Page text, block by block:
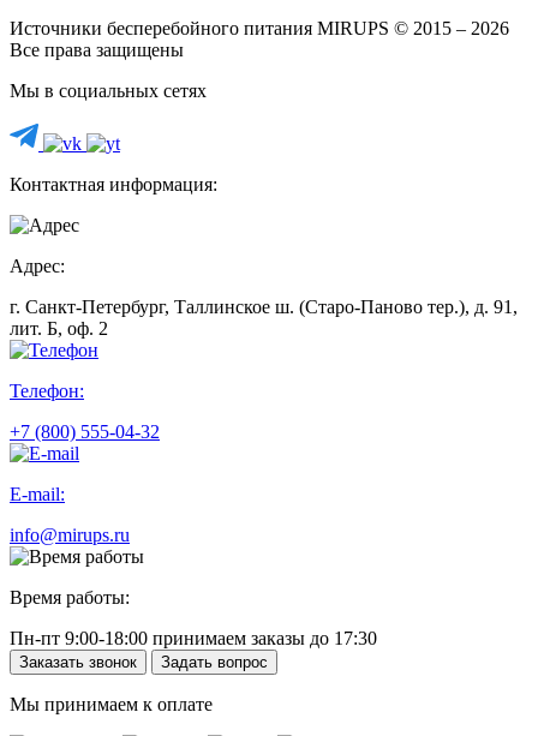
Источники бесперебойного питания MIRUPS © 2015 – 2026
Все права защищены
Мы в социальных сетях
Контактная информация:
Адрес:
г. Санкт-Петербург, Таллинское ш. (Старо-Паново тер.), д. 91,
лит. Б, оф. 2
Телефон:
+7 (800) 555-04-32
E-mail:
info@mirups.ru
Время работы:
Пн-пт 9:00-18:00 принимаем заказы до 17:30
Заказать звонок Задать вопрос
Мы принимаем к оплате